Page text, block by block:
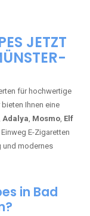
JETZT
für hochwertige
bieten Ihnen eine
Adalya, Mosmo, Elf
Einweg E-Zigaretten
und modernes
in Bad